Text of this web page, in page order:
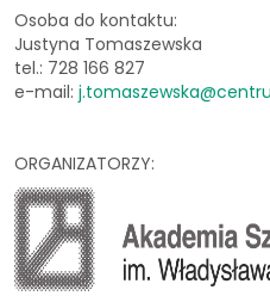
Osoba do kontaktu:
Justyna Tomaszewska
tel.: 728 166 827
e-mail:
ORGANIZATORZY: